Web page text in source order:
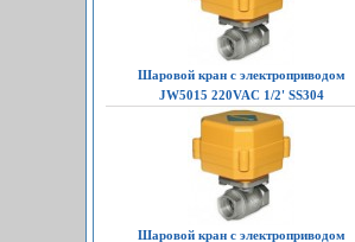
Шаровой кран с электроприводом
JW5015 220VAC 1/2' SS304
Шаровой кран с электроприводом